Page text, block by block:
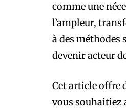
comme une
l’ampleur,
à des méthodes
devenir acteur
Cet article offre
vous souhaitiez